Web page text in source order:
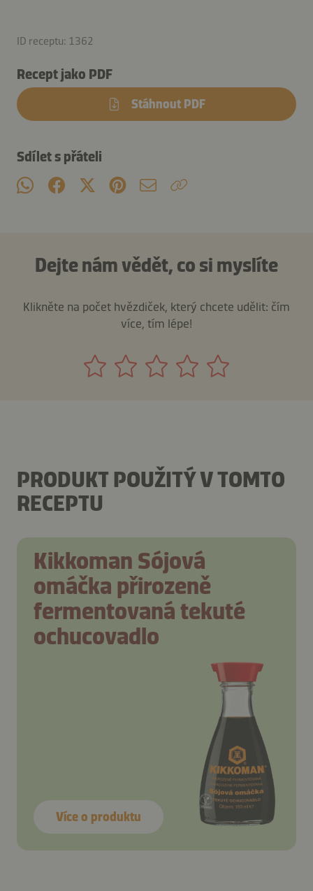
ID receptu: 1362
Recept jako PDF
Stáhnout PDF
Sdílet s přáteli
Dejte nám vědět, co si myslíte
Klikněte na počet hvězdiček, který chcete udělit: čím
více, tím lépe!
PRODUKT POUŽITÝ V TOMTO
RECEPTU
Kikkoman Sójová
omáčka přirozeně
fermentovaná tekuté
ochucovadlo
Více o produktu